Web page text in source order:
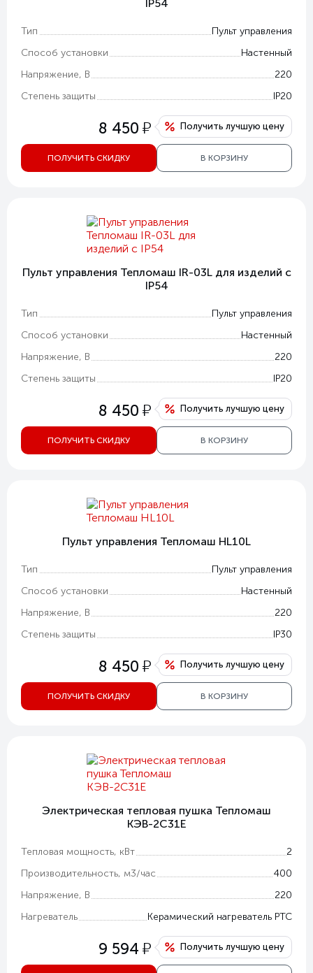
IP54
Тип
Пульт управления
Способ установки
Настенный
Напряжение, В
220
Степень защиты
IP20
8 450 у Получить лучшую цену
ПОЛУЧИТЬ СКИДКУ В КОРЗИНУ
Пульт управления Тепломаш IR-03L для изделий с
IP54
Тип
Пульт управления
Способ установки
Настенный
Напряжение, В
220
Степень защиты
IP20
8 450 у Получить лучшую цену
ПОЛУЧИТЬ СКИДКУ В КОРЗИНУ
Пульт управления Тепломаш HL10L
Тип
Пульт управления
Способ установки
Настенный
Напряжение, В
220
Степень защиты
IP30
8 450 у Получить лучшую цену
ПОЛУЧИТЬ СКИДКУ В КОРЗИНУ
Электрическая тепловая пушка Тепломаш
КЭВ-2С31Е
Тепловая мощность, кВт
2
Производительность, м3/час
400
Напряжение, В
220
Нагреватель
Керамический нагреватель РТС
9 594 у Получить лучшую цену